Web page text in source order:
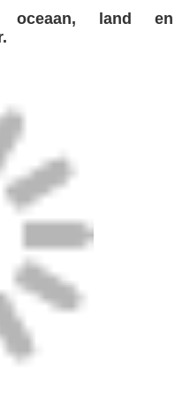
oceaan, land en
innovator op het
van hoogwaardig
de Commissie
te brengen over de
van de resultaten
zorgen voor een
levering
dat gespecialiseerd
Het bedrijf integreert
technologieën om
van een
apparatuur,
Fusion.